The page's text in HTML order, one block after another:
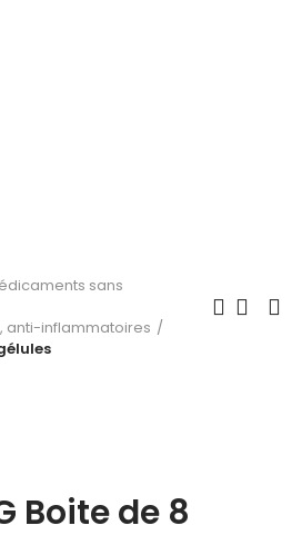
sans
anti-inflammatoires
Boite de 8